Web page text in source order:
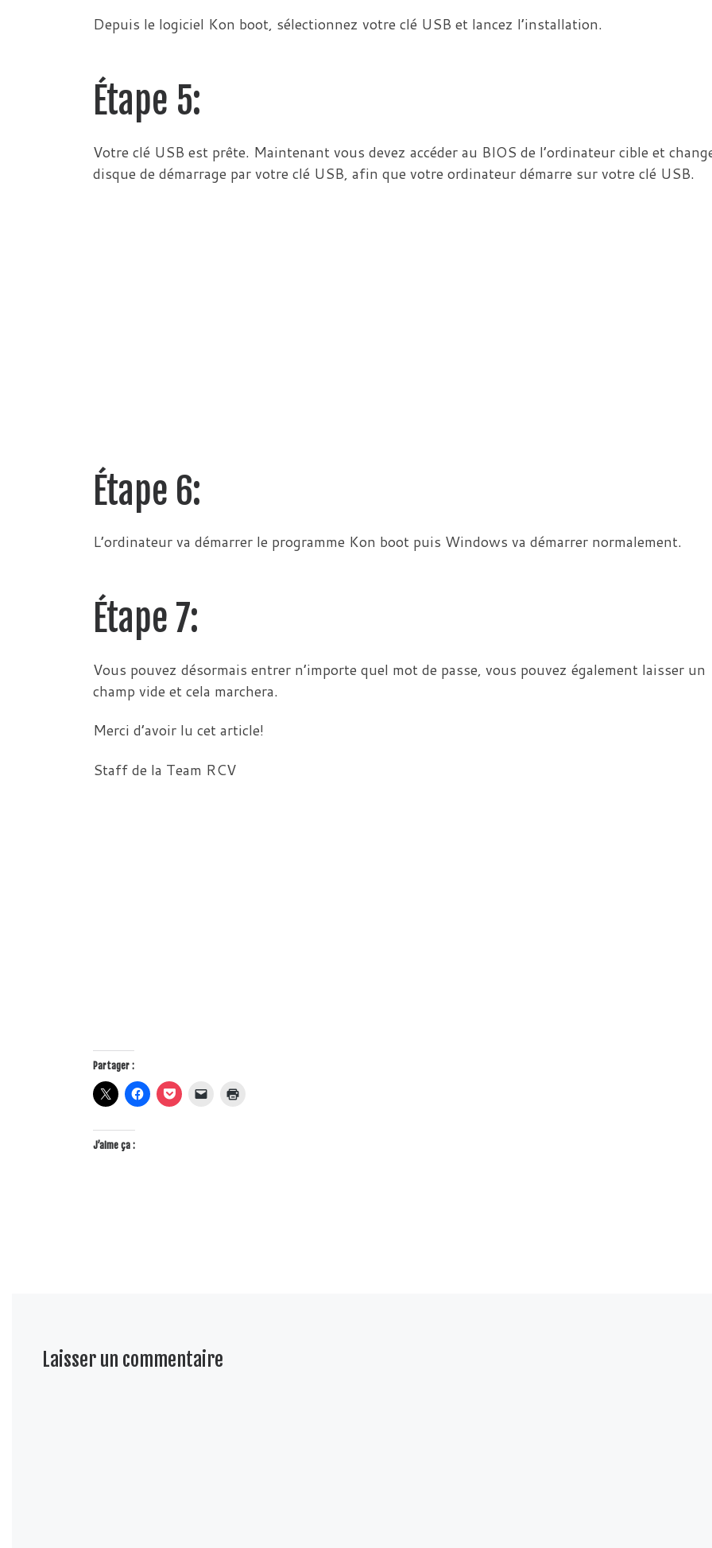
Depuis le logiciel Kon boot, sélectionnez votre clé USB et lancez l’installation.
Étape 5:
Votre clé USB est prête. Maintenant vous devez accéder au BIOS de l’ordinateur cible et
disque de démarrage par votre clé USB, afin que votre ordinateur démarre sur votre clé USB.
Étape 6:
L’ordinateur va démarrer le programme Kon boot puis Windows va démarrer normalement.
Étape 7:
Vous pouvez désormais entrer n’importe quel mot de passe, vous pouvez également laisser un
champ vide et cela marchera.
Merci d’avoir lu cet article!
Staff de la Team RCV
Partager :
J’aime ça :
Laisser un commentaire